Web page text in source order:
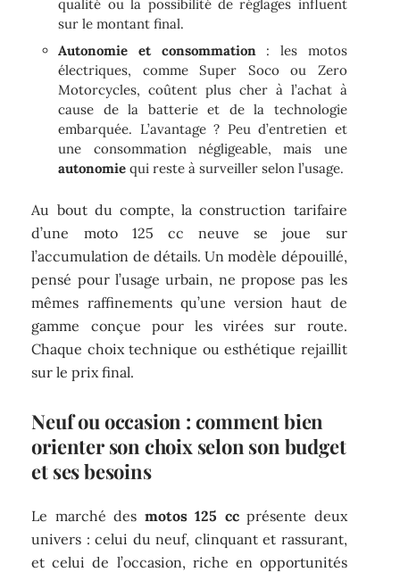
qualité ou la possibilité de réglages influent
sur le montant final.
Autonomie et consommation: les motos
électriques, comme Super Soco ou Zero
Motorcycles, coûtent plus cher à l’achat à
cause de la batterie et de la technologie
embarquée. L’avantage ? Peu d’entretien et
une consommation négligeable, mais une
autonomie qui reste à surveiller selon l’usage.
Au bout du compte, la construction tarifaire
d’une moto 125 cc neuve se joue sur
l’accumulation de détails. Un modèle dépouillé,
pensé pour l’usage urbain, ne propose pas les
mêmes raffinements qu’une version haut de
gamme conçue pour les virées sur route.
Chaque choix technique ou esthétique rejaillit
sur le prix final.
Neuf ou occasion : comment bien
orienter son choix selon son budget
et ses besoins
Le marché des motos 125 ccprésente deux
univers : celui du neuf, clinquant et rassurant,
et celui de l’occasion, riche en opportunités